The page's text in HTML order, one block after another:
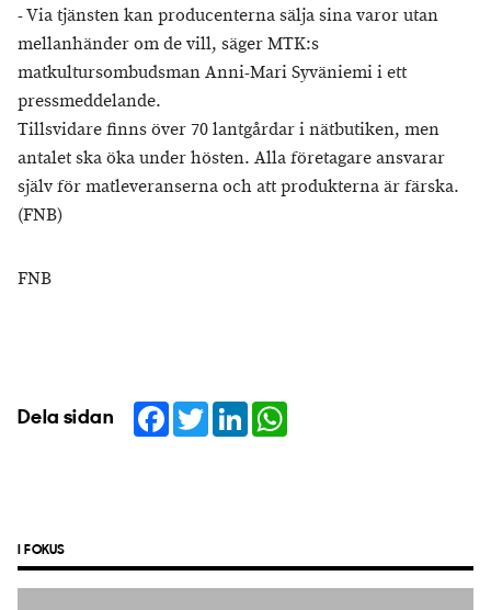
- Via tjänsten kan producenterna sälja sina varor utan
mellanhänder om de vill, säger MTK:s
matkultursombudsman Anni-Mari Syväniemi i ett
pressmeddelande.
Tillsvidare finns över 70 lantgårdar i nätbutiken, men
antalet ska öka under hösten. Alla företagare ansvarar
själv för matleveranserna och att produkterna är färska.
(FNB)
FNB
Dela sidan Facebook
TwitterLinkedIn
I FOKUS